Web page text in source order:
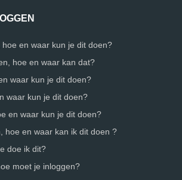
en waar kun je dit doen?
hoe en waar kan dat?
waar kun je dit doen?
waar kun je dit doen?
en waar kun je dit doen?
hoe en waar kan ik dit doen ?
doe ik dit?
moet je inloggen?